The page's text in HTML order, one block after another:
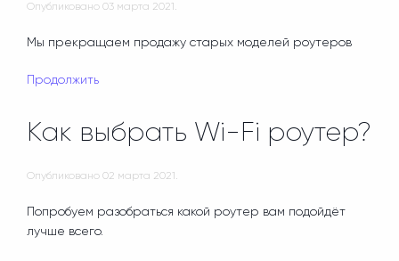
Опубликовано 03 марта 2021 .
Мы прекращаем продажу старых моделей роутеров
Продолжить
Как выбрать Wi-Fi роутер?
Опубликовано 02 марта 2021 .
Попробуем разобраться какой роутер вам подойдёт
лучше всего.